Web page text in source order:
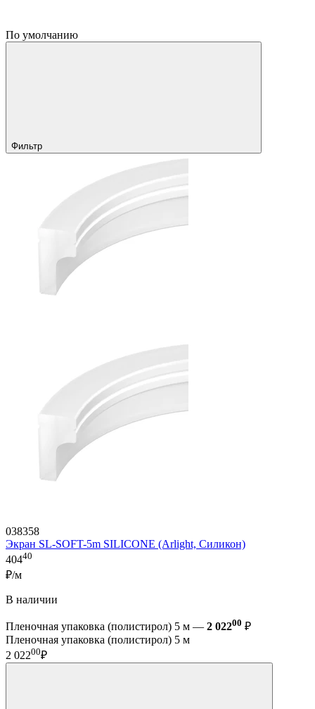
По умолчанию
Фильтр
038358
Экран SL-SOFT-5m SILICONE (Arlight, Силикон)
40440
₽/м
В наличии
Пленочная упаковка (полистирол) 5 м — 2 02200 ₽
Пленочная упаковка (полистирол) 5 м
2 02200₽